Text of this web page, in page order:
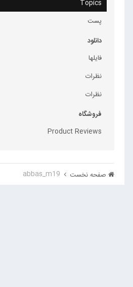
Topics
پست
دانلود
فایلها
نظرات
نظرات
فروشگاه
Product Reviews
صفحه نخست abbas_m19